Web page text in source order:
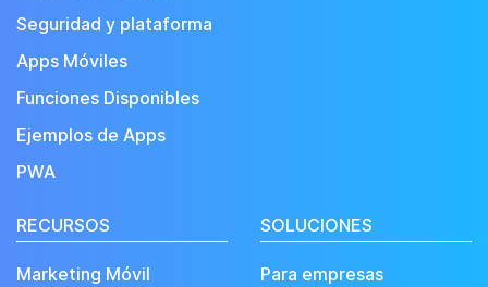
Seguridad y plataforma
Apps Móviles
Funciones Disponibles
Ejemplos de Apps
PWA
SOLUCIONES
Para empresas
RECURSOS
Marketing Móvil